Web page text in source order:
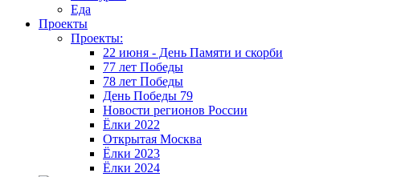
Еда
Проекты
Проекты:
22 июня - День Памяти и скорби
77 лет Победы
78 лет Победы
День Победы 79
Новости регионов России
Ёлки 2022
Открытая Москва
Ёлки 2023
Ёлки 2024